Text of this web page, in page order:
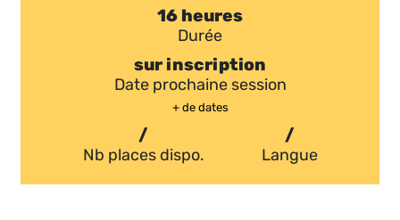
16 heures
Durée
sur inscription
Date prochaine session
+ de dates
/
Nb places dispo.
/
Langue